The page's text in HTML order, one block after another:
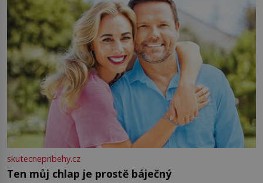
skutecnepribehy.cz
Ten můj chlap je prostě báječný